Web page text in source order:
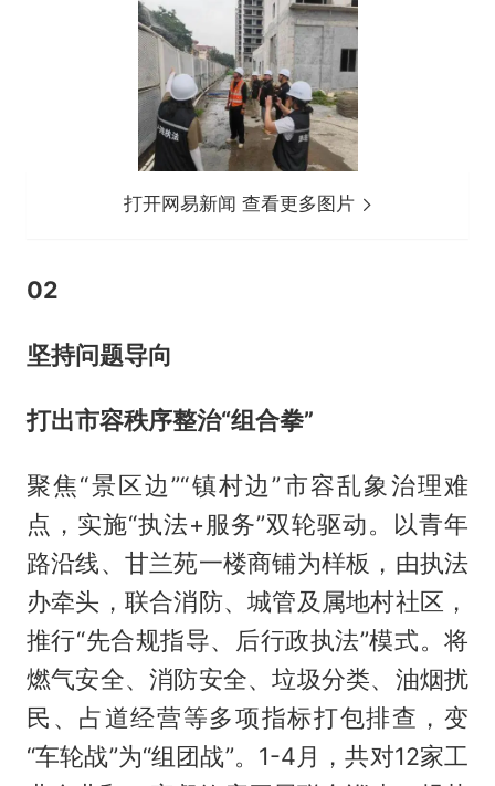
打开网易新闻 查看更多图片
02
坚持问题导向
打出市容秩序整治“组合拳”
聚焦“景区边”“镇村边”市容乱象治理难
点，实施“执法+服务”双轮驱动。以青年
路沿线、甘兰苑一楼商铺为样板，由执法
办牵头，联合消防、城管及属地村社区，
推行“先合规指导、后行政执法”模式。将
燃气安全、消防安全、垃圾分类、油烟扰
民、占道经营等多项指标打包排查，变
“车轮战”为“组团战”。1-4月，共对12家工